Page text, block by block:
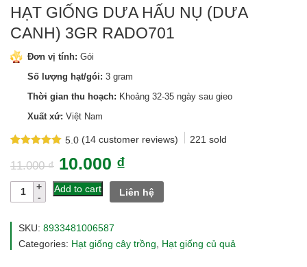
HẠT GIỐNG DƯA HẤU NỤ (DƯA
CANH) 3GR RADO701
Đơn vị tính: Gói
Số lượng hạt/gói: 3 gram
Thời gian thu hoạch: Khoảng 32-35 ngày sau gieo
Xuất xứ: Việt Nam
5.0
out of 5
customer
ratings
(14customer reviews) 221 sold
11.000₫ 10.000 ₫
Hạt
hấu
(dưa
Add to cart Liên hệ
SKU: 8933481006587
Categories: Hạt giống cây trồng, Hạt giống củ quả